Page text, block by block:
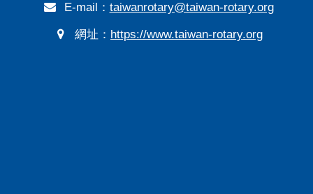
E-mail： taiwanrotary@taiwan-rotary.org
網址： https://www.taiwan-rotary.org